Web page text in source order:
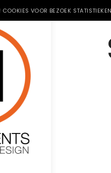
VOOR BEZOEK